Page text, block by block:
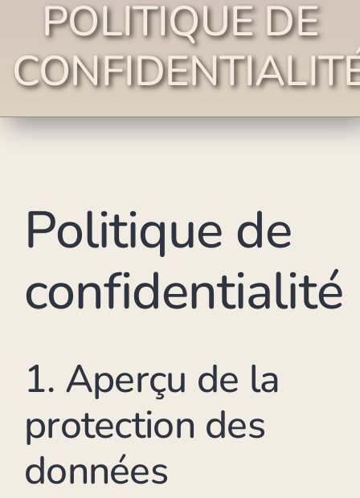
POLITIQUE DE
Politique de
confidentialité
1. Aperçu de la
protection des
données